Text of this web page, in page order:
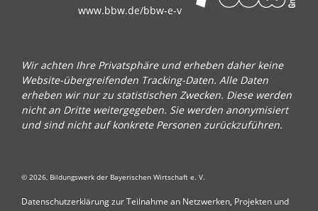
www.bbw.de/bbw-e-v
Wir achten Ihre Privatsphäre und erheben daher keine
Website-übergreifenden Tracking-Daten. Alle Daten
erheben wir nur zu statistischen Zwecken. Diese werden
nicht an Dritte weitergegeben. Sie werden anonymisiert
und sind nicht auf konkrete Personen zurückzuführen.
© 2026, Bildungswerk der Bayerischen Wirtschaft e. V.
Datenschutzerklärung zur Teilnahme an Netzwerken, Projekten und